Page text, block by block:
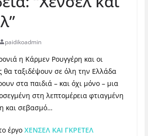
paidikoadmin
η Κάρμεν Ρουγγέρη και οι
θα ταξιδέψουν σε όλη την Ελλάδα
στα παιδιά – και όχι μόνο – μια
στη λεπτομέρεια φτιαγμένη
και σεβασμό…
έργο ΧΕΝΣΕΛ ΚΑΙ ΓΚΡΕΤΕΛ